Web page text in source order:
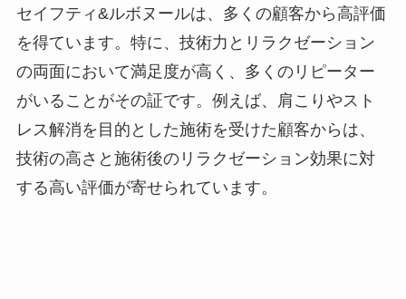
セイフティ&ルボヌールは、多くの顧客から高評価
を得ています。特に、技術力とリラクゼーション
の両面において満足度が高く、多くのリピーター
がいることがその証です。例えば、肩こりやスト
レス解消を目的とした施術を受けた顧客からは、
技術の高さと施術後のリラクゼーション効果に対
する高い評価が寄せられています。